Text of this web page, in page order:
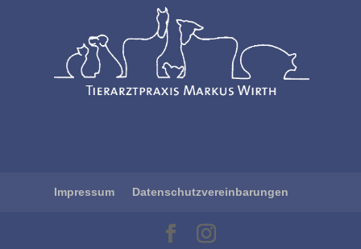
Impressum Datenschutzvereinbarungen